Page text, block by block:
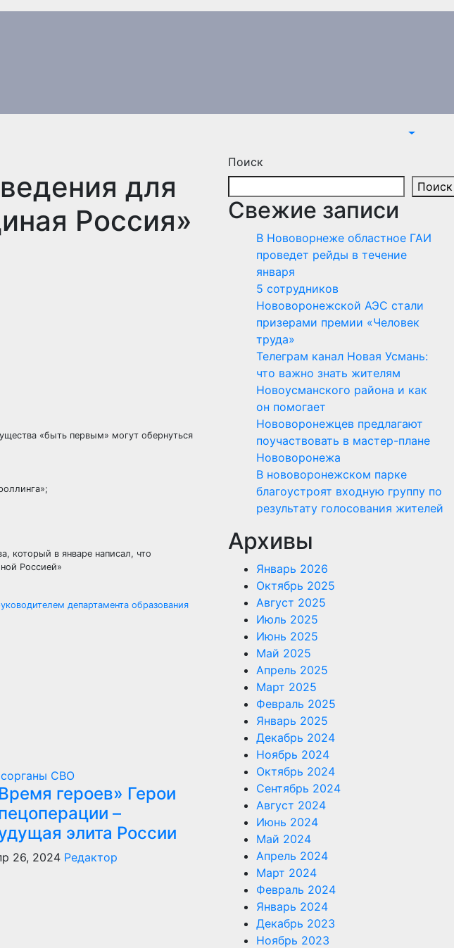
для
Россия»
«быть первым» могут обернуться
который в январе написал, что
Россией»
департамента образования
СВО
героев» Герои
–
элита России
26, 2024 Редактор
Поиск
Поиск
Свежие записи
В Нововорнеже областное ГАИ
проведет рейды в течение
января
5 сотрудников
Нововоронежской АЭС стали
призерами премии «Человек
труда»
Телеграм канал Новая Усмань:
что важно знать жителям
Новоусманского района и как
он помогает
Нововоронежцев предлагают
поучаствовать в мастер-плане
Нововоронежа
В нововоронежском парке
благоустроят входную группу по
результату голосования жителей
Архивы
Январь 2026
Октябрь 2025
Август 2025
Июль 2025
Июнь 2025
Май 2025
Апрель 2025
Март 2025
Февраль 2025
Январь 2025
Декабрь 2024
Ноябрь 2024
Октябрь 2024
Сентябрь 2024
Август 2024
Июнь 2024
Май 2024
Апрель 2024
Март 2024
Февраль 2024
Январь 2024
Декабрь 2023
Ноябрь 2023